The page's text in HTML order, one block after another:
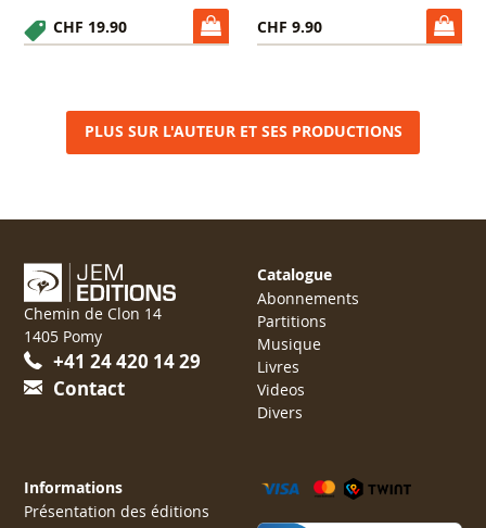
CHF 19.90 CHF 9.90
PLUS SUR L'AUTEUR ET SES PRODUCTIONS
Chemin de Clon 14
1405 Pomy
+41 24 420 14 29
Contact
Catalogue
Abonnements
Partitions
Musique
Livres
Videos
Divers
Informations
Présentation des éditions